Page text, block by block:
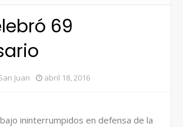
69
Juan abril 18, 2016
ininterrumpidos en defensa de la